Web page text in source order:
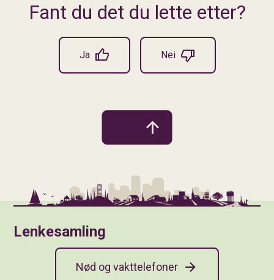
Fant du det du lette etter?
Ja Nei
Lenkesamling
Nød og vakttelefoner